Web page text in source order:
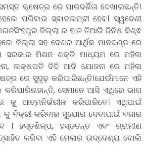
କ୍ଷେତ୍ର ରେ ପାରଦର୍ଶିତା ଦେଖାଇଛନ୍ତି।
ପରିବାର ସ୍ବାବଲମ୍ବୀ ହେବ। ସ୍ୱଦେଶୀ
ଜିଲ୍ଲା ର ହାତ ତିଆରି ଜିନିଷ ବିଶ୍ଵ
ଜିଲ୍ଲା ସହ ଦେଶର ଆର୍ଥିକ ମାନଦଣ୍ଡ ରେ
ସରକାର ମିଶନ ଶକ୍ତି ମାଧ୍ୟମ ରେ ମହିଳା
ଲକ୍ଷପତି ଦିଦି ଆଦି ଯୋଜନା ରେ ମହିଳା
ରେ ସୁଦୃଢ଼ କରିପାରିଛନ୍ତି।ଯେଉଁମାନେ ଏହି
ସେମାନେ ଆସି ଏଥିରେ ଭାଗ
ଆତ୍ମନିର୍ଭରୀଳ କରିପାରିବେ। ଏଥିପାଇଁ
ବିକ୍ରୀ କରିବାର ସୁଯୋଗ ଦେବାପାଇଁ ବଜାର
। ହସ୍ତଶିଳ୍ପ, ହସ୍ତତନ୍ତ ଏବଂ ଗ୍ରାମୀଣ
କରିବା ଏହି ମେଳାର ଉଦ୍ଦେଶ୍ୟ ବୋଲି